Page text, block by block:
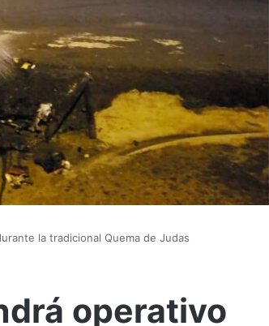
la tradicional Quema de Judas
operativo